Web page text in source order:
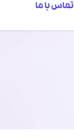
تماس با ما